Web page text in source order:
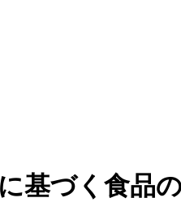
基づく食品